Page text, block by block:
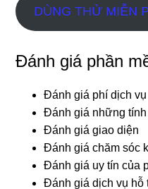
DÙNG THỬ MIỄN
Đánh giá phần
Đánh giá phí dịch vụ
Đánh giá những tính
Đánh giá giao diện
Đánh giá chăm sóc
Đánh giá uy tín của
Đánh giá dịch vụ hỗ